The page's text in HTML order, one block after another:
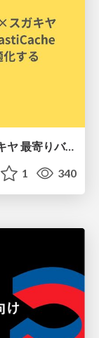
名古屋の市バスGTFS-JPデータ×スガキヤ 最寄りバス停検索をAmazon ElastiCache Serverless for Valkeyで最適化する
1 340